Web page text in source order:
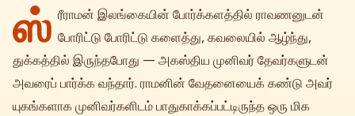
ஸ் ரீராமன் இலங்கையின் போர்க்களத்தில் ராவணனுடன்
போரிட்டு போரிட்டு களைத்து, கவலையில் ஆழ்ந்து,
துக்கத்தில் இருந்தபோது — அகஸ்திய முனிவர் தேவர்களுடன்
அவரைப் பார்க்க வந்தார். ராமனின் வேதனையைக் கண்டு அவர்
யுகங்களாக முனிவர்களிடம் பாதுகாக்கப்பட்டிருந்த ஒரு மிக